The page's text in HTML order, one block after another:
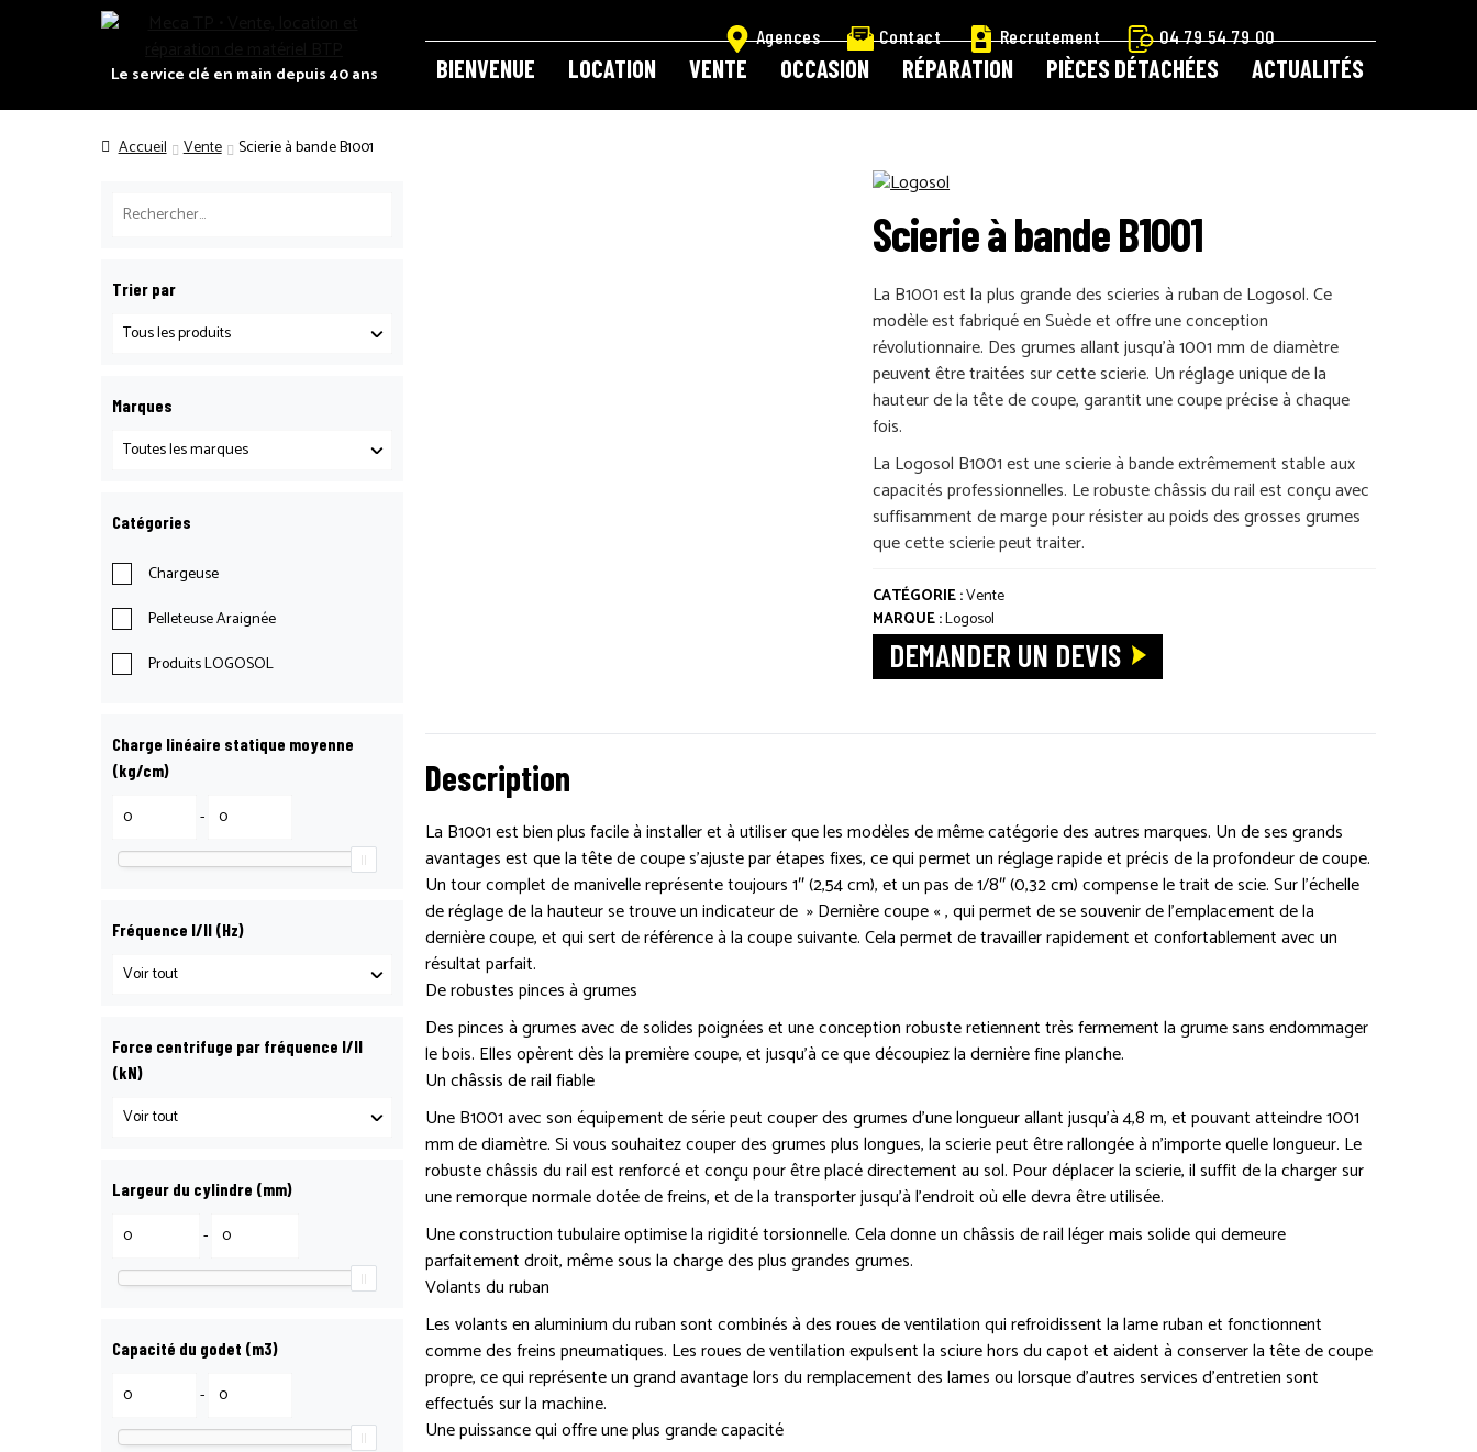
Le service clé en main depuis 40 ans
Agences Contact Recrutement 04 79 54 79 00
BIENVENUE LOCATION VENTE OCCASION RÉPARATION PIÈCES DÉTACHÉES ACTUALITÉS
CONFIRMATION DE PARTICIPATION CONTACT CONTACT LOGOSOL
NOS AGENCES PETIT MATÉRIEL PIÈCES DÉTACHÉES
SCIE LANCE, ÇA COUPE !BOUTIQUEMON COMPTEMENTIONS LÉGALES
Accueil Vente Scierie à bande B1001
Scierie à bande B1001
La B1001 est la plus grande des scieries à ruban de Logosol. Ce
modèle est fabriqué en Suède et offre une conception
révolutionnaire. Des grumes allant jusqu’à 1001 mm de diamètre
peuvent être traitées sur cette scierie. Un réglage unique de la
hauteur de la tête de coupe, garantit une coupe précise à chaque
fois.
La Logosol B1001 est une scierie à bande extrêmement stable aux
capacités professionnelles. Le robuste châssis du rail est conçu avec
suffisamment de marge pour résister au poids des grosses grumes
que cette scierie peut traiter.
CATÉGORIE :Vente
MARQUE :Logosol
DEMANDER UN DEVIS
Description
La B1001 est bien plus facile à installer et à utiliser que les modèles de même catégorie des autres marques. Un de ses grands
avantages est que la tête de coupe s’ajuste par étapes fixes, ce qui permet un réglage rapide et précis de la profondeur de coupe.
Un tour complet de manivelle représente toujours 1″ (2,54 cm), et un pas de 1/8″ (0,32 cm) compense le trait de scie. Sur l’échelle
de réglage de la hauteur se trouve un indicateur de » Dernière coupe « , qui permet de se souvenir de l’emplacement de la
dernière coupe, et qui sert de référence à la coupe suivante. Cela permet de travailler rapidement et confortablement avec un
résultat parfait.
De robustes pinces à grumes
Des pinces à grumes avec de solides poignées et une conception robuste retiennent très fermement la grume sans endommager
le bois. Elles opèrent dès la première coupe, et jusqu’à ce que découpiez la dernière fine planche.
Un châssis de rail fiable
Une B1001 avec son équipement de série peut couper des grumes d’une longueur allant jusqu’à 4,8 m, et pouvant atteindre 1001
mm de diamètre. Si vous souhaitez couper des grumes plus longues, la scierie peut être rallongée à n’importe quelle longueur. Le
robuste châssis du rail est renforcé et conçu pour être placé directement au sol. Pour déplacer la scierie, il suffit de la charger sur
une remorque normale dotée de freins, et de la transporter jusqu’à l’endroit où elle devra être utilisée.
Une construction tubulaire optimise la rigidité torsionnelle. Cela donne un châssis de rail léger mais solide qui demeure
parfaitement droit, même sous la charge des plus grandes grumes.
Volants du ruban
Les volants en aluminium du ruban sont combinés à des roues de ventilation qui refroidissent la lame ruban et fonctionnent
comme des freins pneumatiques. Les roues de ventilation expulsent la sciure hors du capot et aident à conserver la tête de coupe
propre, ce qui représente un grand avantage lors du remplacement des lames ou lorsque d’autres services d’entretien sont
effectués sur la machine.
Une puissance qui offre une plus grande capacité
Trier par
Marques
Catégories
Chargeuse
Pelleteuse Araignée
Produits LOGOSOL
Charge linéaire statique moyenne
(kg/cm)
-
Fréquence I/II (Hz)
Force centrifuge par fréquence I/II
(kN)
Largeur du cylindre (mm)
-
Capacité du godet (m3)
-
Panneau de gestion des cookies